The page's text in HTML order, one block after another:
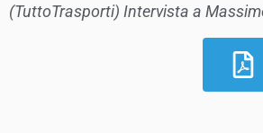
(TuttoTrasporti) Intervista a